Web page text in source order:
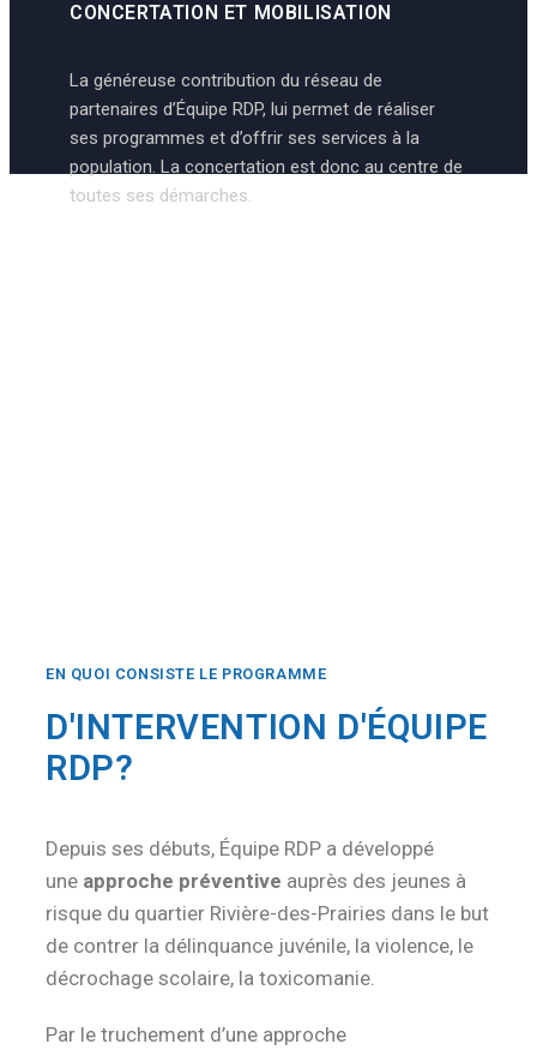
CONCERTATION ET MOBILISATION
La généreuse contribution du réseau de
partenaires d’Équipe RDP, lui permet de réaliser
ses programmes et d’offrir ses services à la
population. La concertation est donc au centre de
toutes ses démarches.
EN QUOI CONSISTE LE PROGRAMME
D'INTERVENTION D'ÉQUIPE
RDP?
Depuis ses débuts, Équipe RDP a développé
une approche préventive auprès des jeunes à
risque du quartier Rivière-des-Prairies dans le but
de contrer la délinquance juvénile, la violence, le
décrochage scolaire, la toxicomanie.
Par le truchement d’une approche